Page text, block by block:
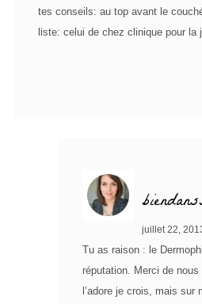
tes conseils: au top avant le
liste: celui de chez clinique pour la
juillet 22,
Tu as raison : le
réputation. Merci de
l’adore je crois, mais sur